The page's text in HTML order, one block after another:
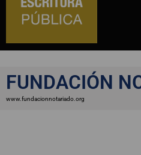
FUNDACIÓN
www.fundacionnotariado.org